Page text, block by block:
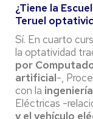
¿Tiene la
Teruel
Sí. En cuarto
la optatividad
por
artificial-,
con la
Eléctricas -
y el vehículo